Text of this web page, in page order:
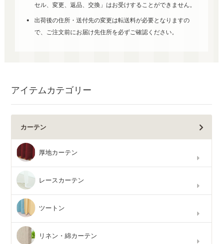
セル、変更、返品、交換」はお受けすることができません。
出荷後の住所・送付先の変更は転送料が必要となりますの
で、ご注文前にお届け先住所を必ずご確認ください。
アイテムカテゴリー
カーテン
厚地カーテン
レースカーテン
ツートン
リネン・綿カーテン